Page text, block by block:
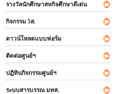
รางวัลนักศึกษาสหกิจศึกษาดีเด่น
กิจกรรม 5ส.
ดาวน์โหลดแบบฟอร์ม
ติดต่อศูนย์ฯ
ปฏิทินกิจกรรมศูนย์ฯ
ระบบสารบรรณ มทส.